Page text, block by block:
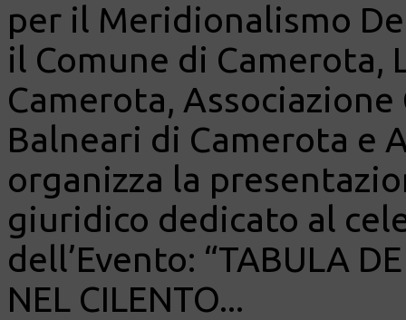
per il Meridionalismo
il Comune di Camerota,
Camerota,
Balneari di Camerota e
organizza la
giuridico dedicato al
dell’Evento: “TABULA
NEL CILENTO...